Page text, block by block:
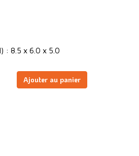
: 8.5 x 6.0 x 5.0
Ajouter au panier